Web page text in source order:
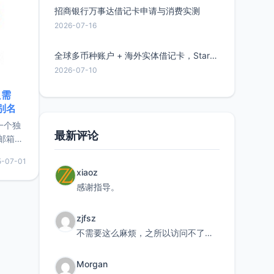
名
个独
箱等
较有
惠的
07-01
招商银行万事达借记卡申请与消费实测
2026-07-16
全球多币种账户 + 海外实体借记卡，Starryblu开户教程与注意事项
2026-07-10
最新评论
xiaoz
感谢指导。
zjfsz
不需要这么麻烦，之所以访问不了，是由于非对称路由的问题，在爱快主路由添加一条静态路由192.168.
Morgan